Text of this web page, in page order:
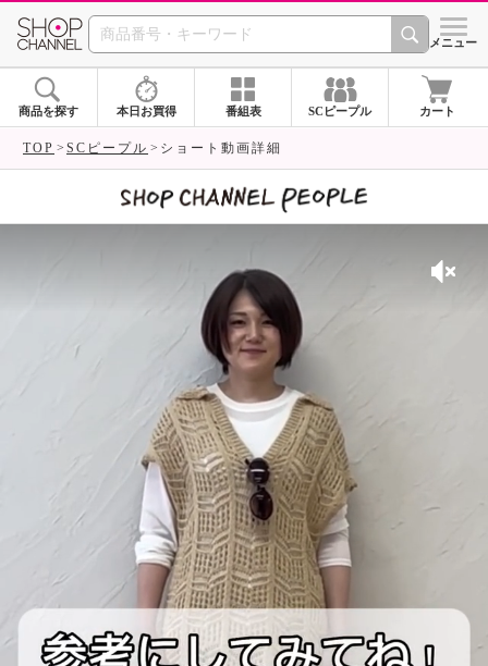
SHOP CHANNEL シメニュー
商品を探す 本日お買得 番組表 SCピープル カート
TOP SCピープル ショート動画詳細